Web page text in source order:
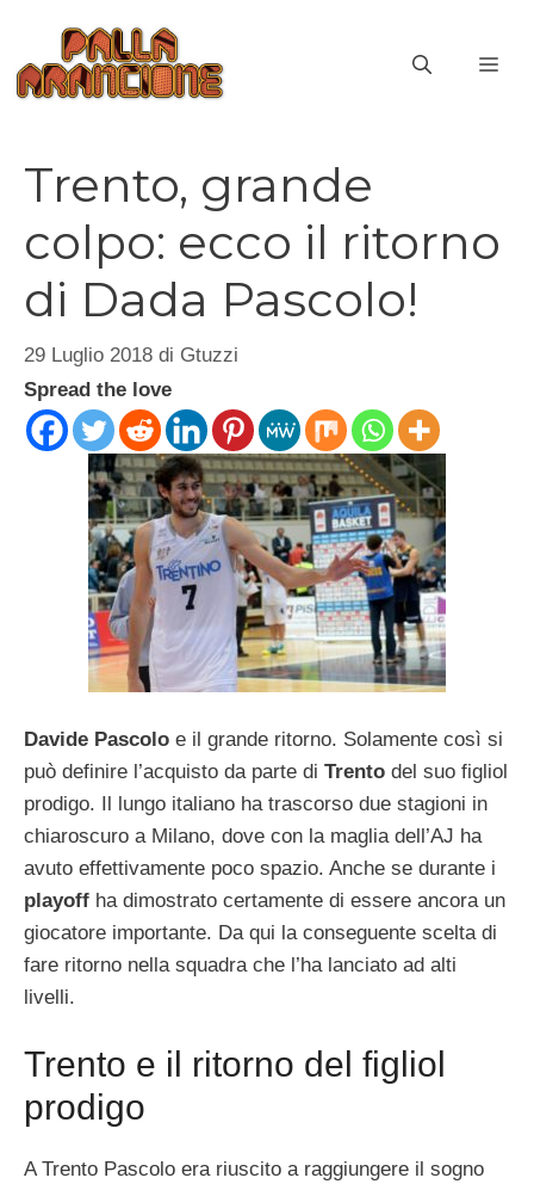
contenuto
Trento, grande
colpo: ecco il ritorno
di Dada Pascolo!
29 Luglio 2018 di Gtuzzi
Spread the love
Davide Pascolo e il grande ritorno. Solamente così si
può definire l’acquisto da parte di Trento del suo figliol
prodigo. Il lungo italiano ha trascorso due stagioni in
chiaroscuro a Milano, dove con la maglia dell’AJ ha
avuto effettivamente poco spazio. Anche se durante i
playoff ha dimostrato certamente di essere ancora un
giocatore importante. Da qui la conseguente scelta di
fare ritorno nella squadra che l’ha lanciato ad alti
livelli.
Trento e il ritorno del figliol
prodigo
A Trento Pascolo era riuscito a raggiungere il sogno